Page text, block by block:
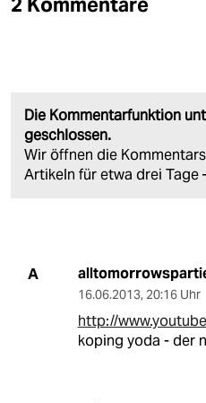
Die Kommentarfunktion
geschlossen.
Wir öffnen die
Artikeln für etwa drei Tage
A
16.06.2013, 20:16 Uhr
http://
koping yoda - der